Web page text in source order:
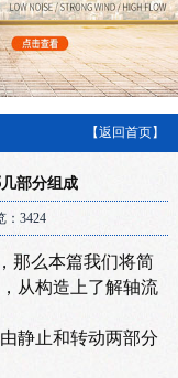
【返回首页】
部分组成
：3424
那么本篇我们将简
从构造上了解轴流
静止和转动两部分